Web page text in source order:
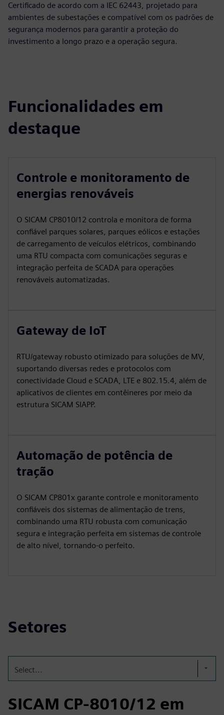
Certificado de acordo com a IEC 62443, projetado para
ambientes de subestações e compatível com os padrões de
segurança modernos para garantir a proteção do
investimento a longo prazo e a operação segura.
Funcionalidades em
destaque
Controle e monitoramento de
energias renováveis
O SICAM CP8010/12 controla e monitora de forma
confiável parques solares, parques eólicos e estações
de carregamento de veículos elétricos, combinando
uma RTU compacta com comunicações seguras e
integração perfeita de SCADA para operações
renováveis automatizadas.
Gateway de IoT
RTU/gateway robusto otimizado para soluções de MV,
suportando diversas redes e protocolos com
conectividade Cloud e SCADA, LTE e 802.15.4, além de
aplicativos de clientes em contêineres por meio da
estrutura SICAM SIAPP.
Automação de potência de
tração
O SICAM CP801x garante controle e monitoramento
confiáveis dos sistemas de alimentação de trens,
combinando uma RTU robusta com comunicação
segura e integração perfeita em sistemas de controle
de alto nível, tornando-o perfeito.
Setores
Select...
SICAM CP-8010/12 em